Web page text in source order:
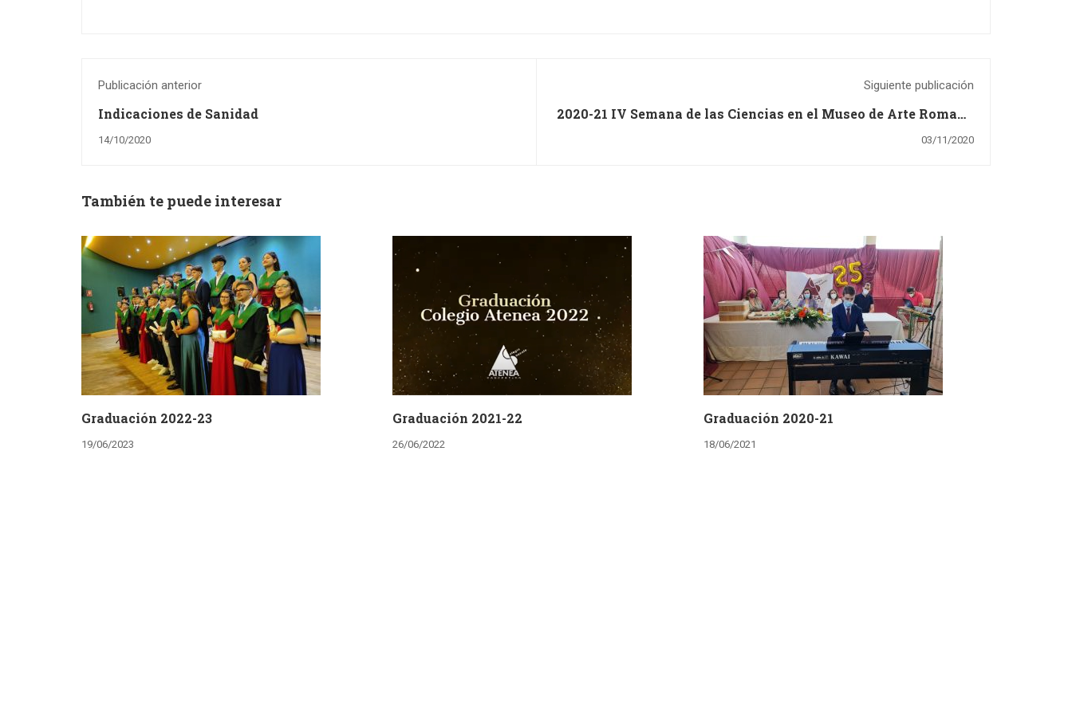
Publicación anterior
Indicaciones de Sanidad
14/10/2020
Siguiente publicación
2020-21 IV Semana de las Ciencias en el Museo de Arte Romano
(4º ESO)
03/11/2020
También te puede interesar
Graduación 2022-23
19/06/2023
Graduación 2021-22
26/06/2022
Graduación 2020-21
18/06/2021